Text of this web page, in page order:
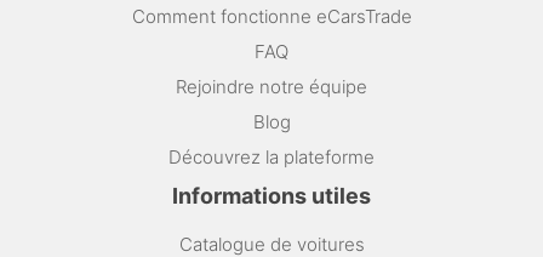
Comment fonctionne eCarsTrade
FAQ
Rejoindre notre équipe
Blog
Découvrez la plateforme
Informations utiles
Catalogue de voitures